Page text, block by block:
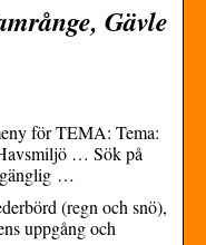
Gävle
för TEMA: Tema:
… Sök på
…
(regn och snö),
uppgång och